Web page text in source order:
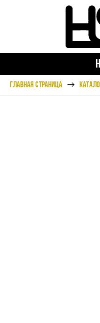
ГЛАВНАЯ СТРАНИЦА